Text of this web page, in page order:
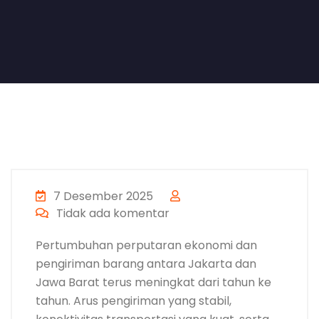
7 Desember 2025
Tidak ada komentar
Pertumbuhan perputaran ekonomi dan
pengiriman barang antara Jakarta dan
Jawa Barat terus meningkat dari tahun ke
tahun. Arus pengiriman yang stabil,